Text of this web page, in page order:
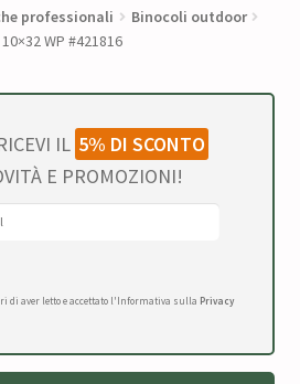
professionali
Binocoli outdoor
WP #421816
IL 5% DI SCONTO
E PROMOZIONI!
di aver letto e accettato l'Informativa sulla Privacy